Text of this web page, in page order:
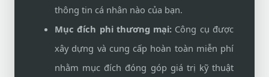
thông tin cá nhân nào của bạn.
Mục đích phi thương mại: Công cụ được
xây dựng và cung cấp hoàn toàn miễn phí
nhằm mục đích đóng góp giá trị kỹ thuật